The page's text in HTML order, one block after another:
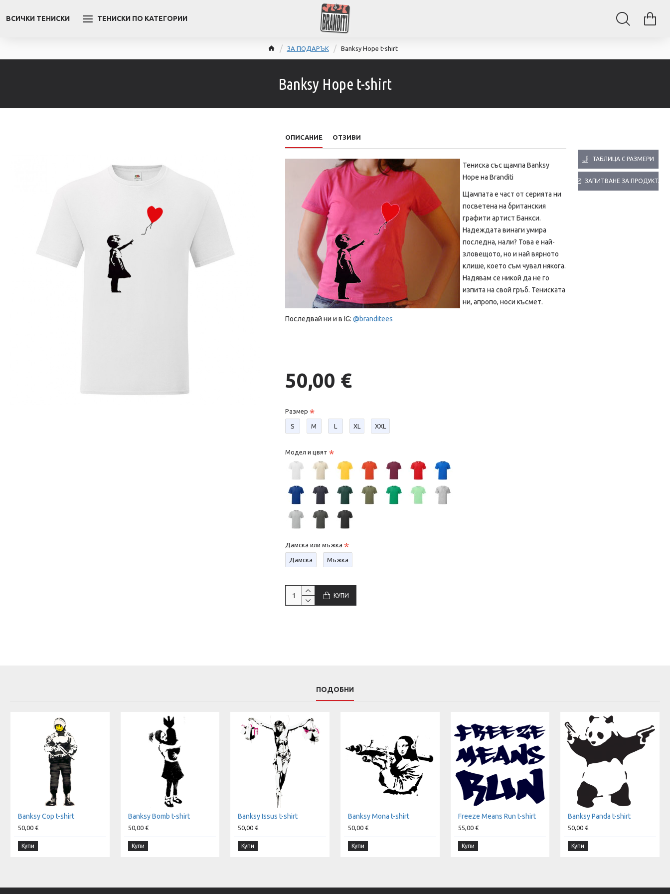
ВСИЧКИ ТЕНИСКИ ТЕНИСКИ ПО КАТЕГОРИИ
ЗА ПОДАРЪК Banksy Hope t-shirt
Banksy Hope t-shirt
ОПИСАНИЕ ОТЗИВИ
Тениска със щампа Banksy
Hope на Branditi
Щампата е част от серията ни
посветена на британския
графити артист Банкси.
Надеждата винаги умира
последна, нали? Това е най-
зловещото, но и най вярното
клише, което съм чувал някога.
Надявам се никой да не го
изпита на свой гръб. Тениската
ни, апропо, носи късмет.
Последвай ни и в IG: @branditees
ТАБЛИЦА С РАЗМЕРИ
ЗАПИТВАНЕ ЗА ПРОДУКТА
50,00 €
Размер
S М L XL XXL
Модел и цвят
Дамска или мъжка
Дамска Мъжка
КУПИ
ПОДОБНИ
Banksy Cop t-shirt
50,00 €
Купи
Banksy Bomb t-shirt
50,00 €
Купи
Banksy Issus t-shirt
50,00 €
Купи
Banksy Mona t-shirt
50,00 €
Купи
Freeze Means Run t-shirt
55,00 €
Купи
Banksy Panda t-shirt
50,00 €
Купи